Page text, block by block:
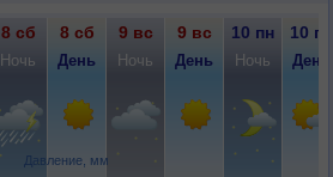
Давление, мм
8 сб 8 сб 9 вс 9 вс 10 пн 10 пн
Ночь День Ночь День Ночь День